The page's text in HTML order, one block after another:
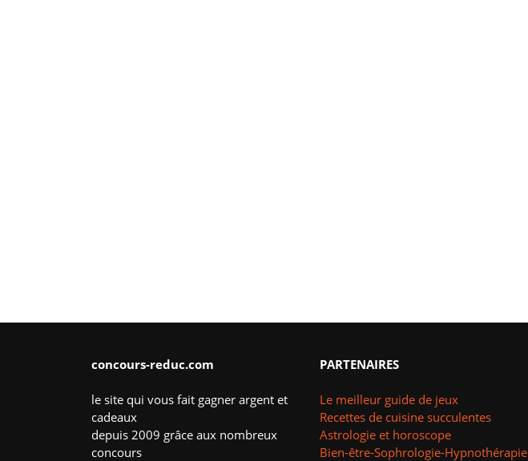
concours-reduc.com
le site qui vous fait gagner argent et
cadeaux
depuis 2009 grâce aux nombreux
concours
PARTENAIRES
Le meilleur guide de jeux
Recettes de cuisine succulentes
Astrologie et horoscope
Bien-être-Sophrologie-Hypnothérapie